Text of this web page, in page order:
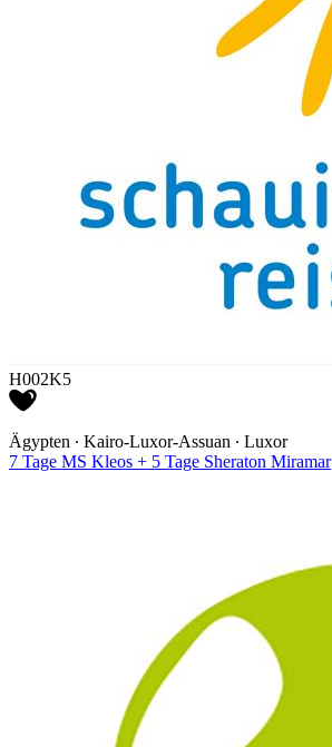
H002K5
Ägypten ∙ Kairo-Luxor-Assuan ∙ Luxor
7 Tage MS Kleos + 5 Tage Sheraton Miramar